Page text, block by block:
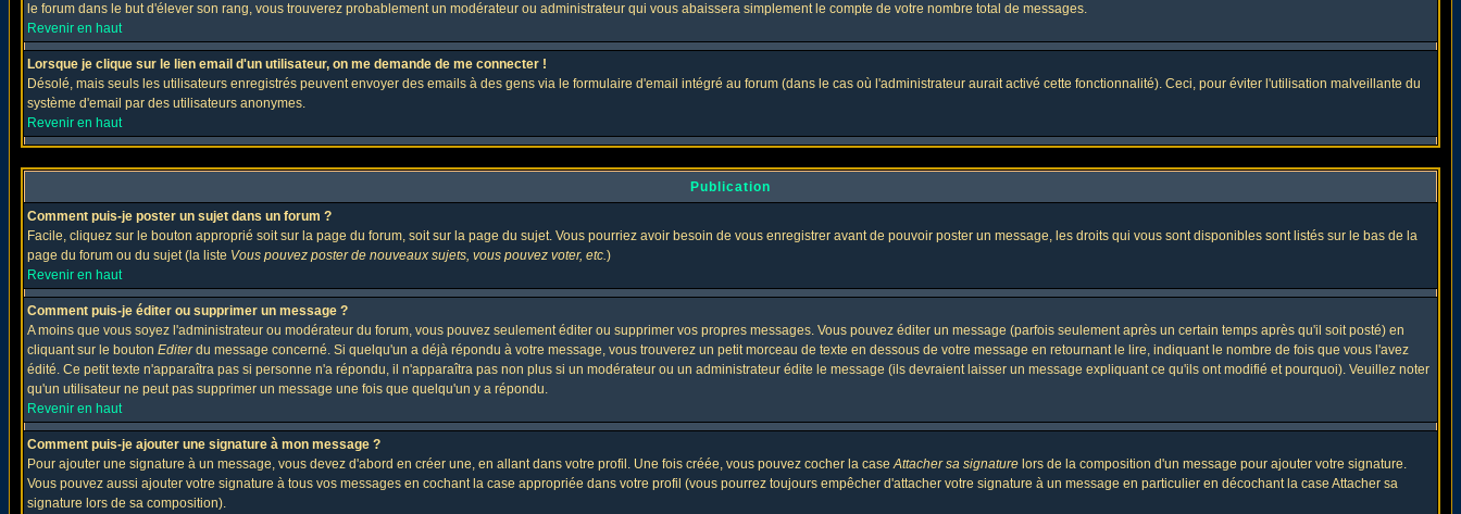
le forum dans le but d'élever son rang, vous trouverez probablement un modérateur ou administrateur qui vous abaissera simplement le compte de votre nombre total de messages.
Revenir en haut
Lorsque je clique sur le lien email d'un utilisateur, on me demande de me connecter !
Désolé, mais seuls les utilisateurs enregistrés peuvent envoyer des emails à des gens via le formulaire d'email intégré au forum (dans le cas où l'administrateur aurait activé cette fonctionnalité). Ceci, pour éviter l'utilisation malveillante du
système d'email par des utilisateurs anonymes.
Revenir en haut
Publication
Comment puis-je poster un sujet dans un forum ?
Facile, cliquez sur le bouton approprié soit sur la page du forum, soit sur la page du sujet. Vous pourriez avoir besoin de vous enregistrer avant de pouvoir poster un message, les droits qui vous sont disponibles sont listés sur le bas de la
page du forum ou du sujet (la liste Vous pouvez poster de nouveaux sujets, vous pouvez voter, etc.)
Revenir en haut
Comment puis-je éditer ou supprimer un message ?
A moins que vous soyez l'administrateur ou modérateur du forum, vous pouvez seulement éditer ou supprimer vos propres messages. Vous pouvez éditer un message (parfois seulement après un certain temps après qu'il soit posté) en
cliquant sur le bouton Editerdu message concerné. Si quelqu'un a déjà répondu à votre message, vous trouverez un petit morceau de texte en dessous de votre message en retournant le lire, indiquant le nombre de fois que vous l'avez
édité. Ce petit texte n'apparaîtra pas si personne n'a répondu, il n'apparaîtra pas non plus si un modérateur ou un administrateur édite le message (ils devraient laisser un message expliquant ce qu'ils ont modifié et pourquoi). Veuillez noter
qu'un utilisateur ne peut pas supprimer un message une fois que quelqu'un y a répondu.
Revenir en haut
Comment puis-je ajouter une signature à mon message ?
Pour ajouter une signature à un message, vous devez d'abord en créer une, en allant dans votre profil. Une fois créée, vous pouvez cocher la caseAttacher sa signature lors de la composition d'un message pour ajouter votre signature.
Vous pouvez aussi ajouter votre signature à tous vos messages en cochant la case appropriée dans votre profil (vous pourrez toujours empêcher d'attacher votre signature à un message en particulier en décochant la case Attacher sa
signature lors de sa composition).